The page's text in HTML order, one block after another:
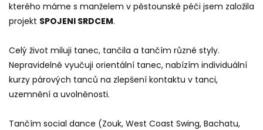
kterého máme s manželem v pěstounské péči jsem založila
projekt SPOJENI SRDCEM.
Celý život miluji tanec, tančila a tančím různé styly.
Nepravidelně vyučuji orientální tanec, nabízím individuální
kurzy párových tanců na zlepšení kontaktu v tanci,
uzemnění a uvolněnosti.
Tančím social dance (Zouk, West Coast Swing, Bachatu,